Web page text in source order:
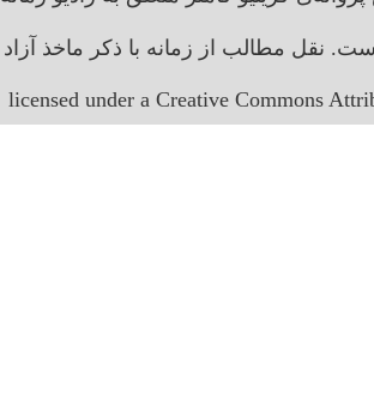
نقل مطالب از زمانه با ذکر ماخذ آزاد
licensed under a Creative Commons